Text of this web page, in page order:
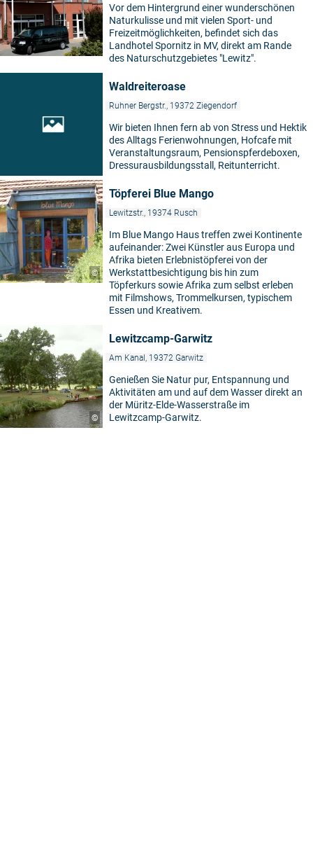
Vor dem Hintergrund einer wunderschönen
Naturkulisse und mit vielen Sport- und
Freizeitmöglichkeiten, befindet sich das
Landhotel Spornitz in MV, direkt am Rande
des Naturschutzgebietes "Lewitz".
Waldreiteroase
Ruhner Bergstr., 19372 Ziegendorf
Wir bieten Ihnen fern ab von Stress und Hektik
des Alltags Ferienwohnungen, Hofcafe mit
Veranstaltungsraum, Pensionspferdeboxen,
Dressurausbildungsstall, Reitunterricht.
©
Töpferei Blue Mango
Lewitzstr., 19374 Rusch
Im Blue Mango Haus treffen zwei Kontinente
aufeinander: Zwei Künstler aus Europa und
Afrika bieten Erlebnistöpferei von der
Werkstattbesichtigung bis hin zum
Töpferkurs sowie Afrika zum selbst erleben
mit Filmshows, Trommelkursen, typischem
Essen und Kreativem.
©
Lewitzcamp-Garwitz
Am Kanal, 19372 Garwitz
Genießen Sie Natur pur, Entspannung und
Aktivitäten am und auf dem Wasser direkt an
der Müritz-Elde-Wasserstraße im
Lewitzcamp-Garwitz.